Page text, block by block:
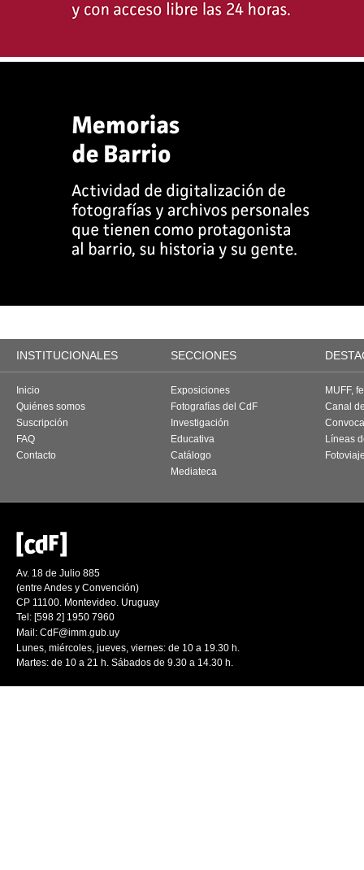
INSTITUCIONALES SECCIONES
Inicio
Quiénes somos
Suscripción
FAQ
Contacto
Exposiciones
Fotografías del CdF
Investigación
Educativa
Catálogo
Mediateca
MUFF,
Canal
Líneas
Av. 18 de Julio 885
(entre Andes y Convención)
CP 11100. Montevideo. Uruguay
Tel: [598 2] 1950 7960
Mail: CdF@imm.gub.uy
Lunes, miércoles, jueves, viernes: de 10 a 19.30 h.
Martes: de 10 a 21 h. Sábados de 9.30 a 14.30 h.